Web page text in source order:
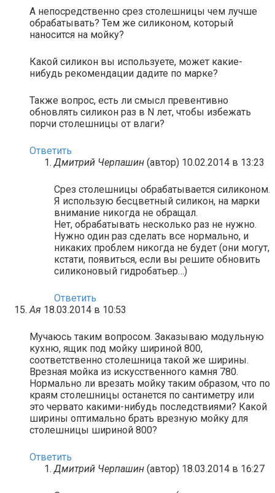
А непосредственно срез столешницы чем лучше
обрабатывать? Тем же силиконом, который
наносится на мойку?
Какой силикон вы используете, может какие-
нибудь рекомендации дадите по марке?
Также вопрос, есть ли смысл превентивно
обновлять силикон раз в N лет, чтобы избежать
порчи столешницы от влаги?
Ответить
Дмитрий Черпашин (автор) 10.02.2014 в 13:23
Срез столешницы обрабатывается силиконом.
Я использую бесцветный силикон, на марки
внимание никогда не обращал.
Нет, обрабатывать несколько раз не нужно.
Нужно один раз сделать все нормально, и
никаких проблем никогда не будет (они могут,
кстати, появиться, если вы решите обновить
силиконовый гидробатьер…)
Ответить
Ая 18.03.2014 в 10:53
Мучаюсь таким вопросом. Заказываю модульную
кухню, ящик под мойку шириной 800,
соответственно столешница такой же ширины.
Врезная мойка из искусственного камня 780.
Нормально ли врезать мойку таким образом, что по
краям столешницы останется по сантиметру или
это червато какими-нибудь последствиями? Какой
ширины оптимально брать врезную мойку для
столешницы шириной 800?
Ответить
Дмитрий Черпашин (автор) 18.03.2014 в 16:27